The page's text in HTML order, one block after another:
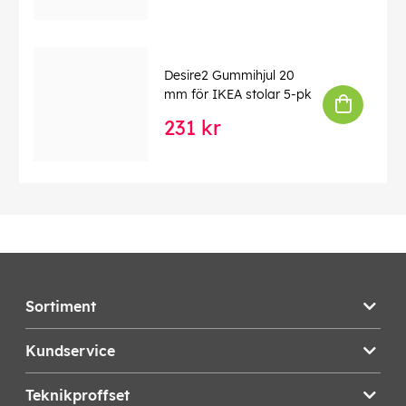
Desire2 Gummihjul 20
mm för IKEA stolar 5-pk
231 kr
Sortiment
Kundservice
Teknikproffset